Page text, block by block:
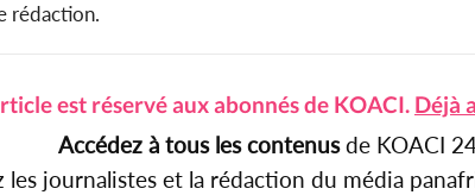
rédaction.
est réservé aux abonnés de KOACI. Déjà
Accédez à tous les contenusde KOACI
les journalistes et la rédaction du média